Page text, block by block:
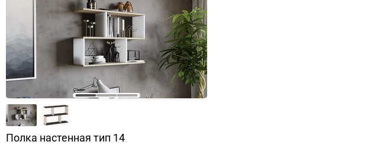
Полка настенная тип 14